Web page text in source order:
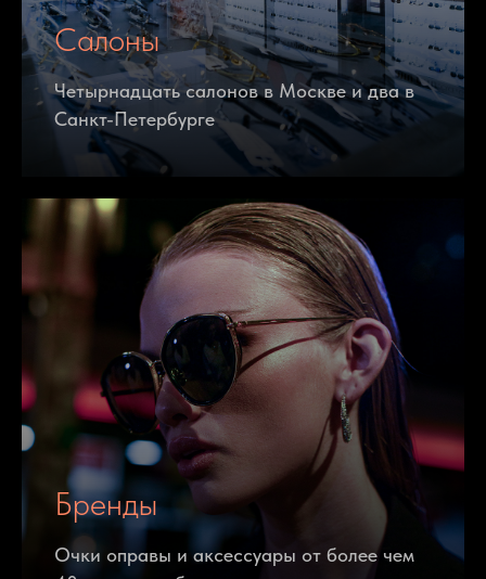
Салоны
Четырнадцать салонов в Москве и два в
Санкт-Петербурге
Бренды
Очки оправы и аксессуары от более чем
В салонах сети «Экран Оптика» Вы сможете
купить очки, которые подчеркнут ваш стиль и
индивидуальность. Грамотные специалисты
подберут очки, которые подчеркнут достоинства
и скроют недостатки. Наша сеть не имеет
аналогов не только в России, но и за рубежом.
Уникальный подбор ювелирных брендов
удовлетворит вкус самого взыскательного
клиента. Наши клиенты видят и выглядят лучше!
О нас